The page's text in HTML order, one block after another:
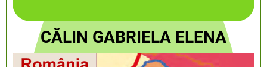
CĂLIN GABRIELA ELENA